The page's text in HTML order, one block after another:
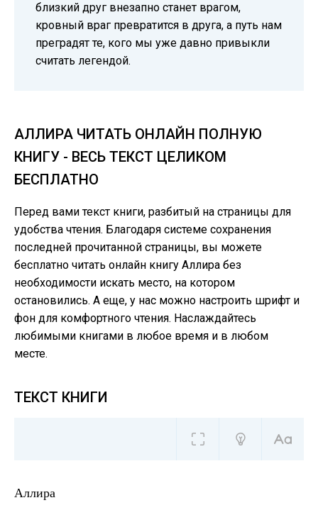
близкий друг внезапно станет врагом,
кровный враг превратится в друга, а путь нам
преградят те, кого мы уже давно привыкли
считать легендой.
АЛЛИРА ЧИТАТЬ ОНЛАЙН ПОЛНУЮ
КНИГУ - ВЕСЬ ТЕКСТ ЦЕЛИКОМ
БЕСПЛАТНО
Перед вами текст книги, разбитый на страницы для
удобства чтения. Благодаря системе сохранения
последней прочитанной страницы, вы можете
бесплатно читать онлайн книгу Аллира без
необходимости искать место, на котором
остановились. А еще, у нас можно настроить шрифт и
фон для комфортного чтения. Наслаждайтесь
любимыми книгами в любое время и в любом
месте.
ТЕКСТ КНИГИ
Аллира